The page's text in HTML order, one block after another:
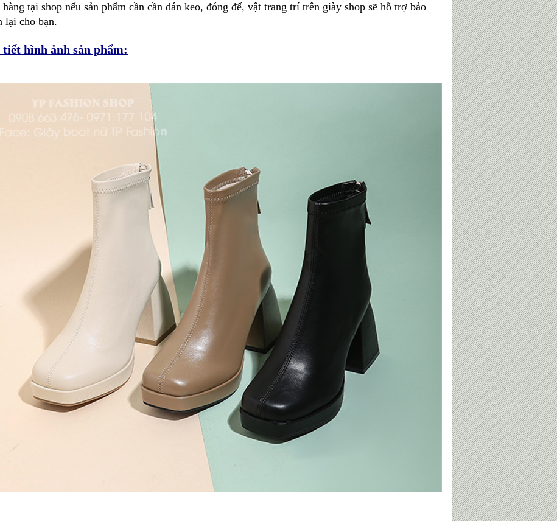
hàng tại shop nếu sản phẩm cần cần dán keo, đóng đế, vật trang trí trên giày shop sẽ hỗ trợ bảo
lại cho bạn.
tiết hình ảnh sản phẩm: